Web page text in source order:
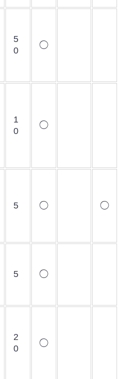
5
0
◯
1
0
◯
5 ◯ ◯
5 ◯
2
0
◯